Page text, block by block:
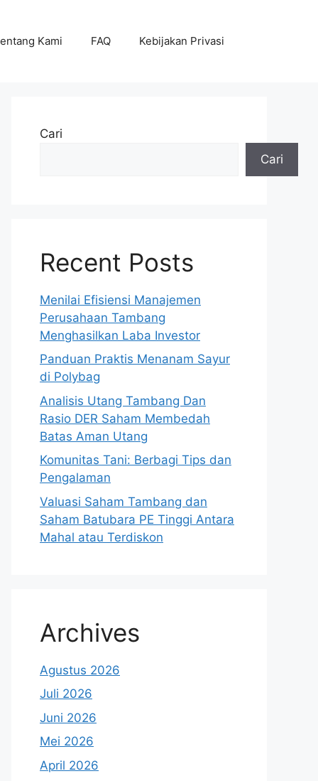
Kami FAQ Kebijakan Privasi
Cari
Cari
Recent Posts
Menilai Efisiensi Manajemen
Perusahaan Tambang
Menghasilkan Laba Investor
Panduan Praktis Menanam Sayur
di Polybag
Analisis Utang Tambang Dan
Rasio DER Saham Membedah
Batas Aman Utang
Komunitas Tani: Berbagi Tips dan
Pengalaman
Valuasi Saham Tambang dan
Saham Batubara PE Tinggi Antara
Mahal atau Terdiskon
Archives
Agustus 2026
Juli 2026
Juni 2026
Mei 2026
April 2026